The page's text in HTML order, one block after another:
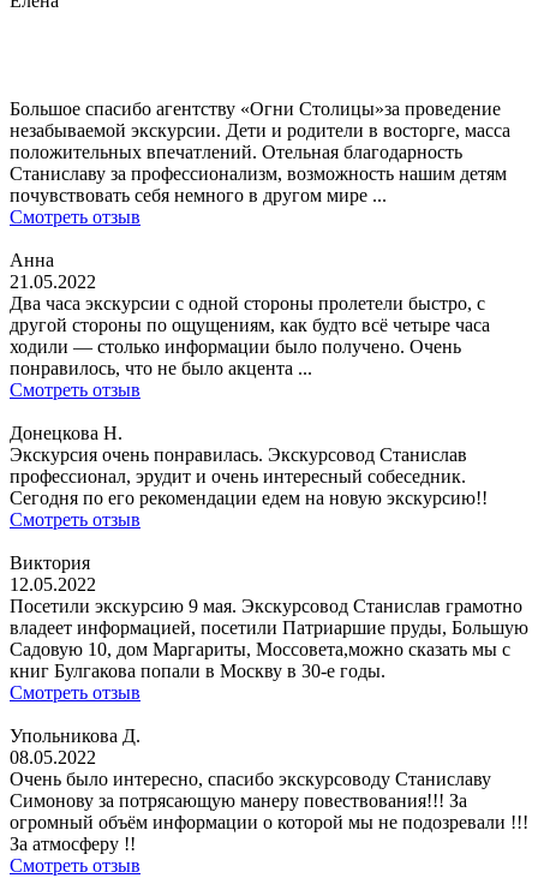
Большое спасибо агентству «Огни Столицы»за проведение
незабываемой экскурсии. Дети и родители в восторге, масса
положительных впечатлений. Отельная благодарность
Станиславу за профессионализм, возможность нашим детям
почувствовать себя немного в другом мире ...
Смотреть отзыв
Анна
21.05.2022
Два часа экскурсии с одной стороны пролетели быстро, с
другой стороны по ощущениям, как будто всё четыре часа
ходили — столько информации было получено. Очень
понравилось, что не было акцента ...
Смотреть отзыв
Донецкова Н.
Экскурсия очень понравилась. Экскурсовод Станислав
профессионал, эрудит и очень интересный собеседник.
Сегодня по его рекомендации едем на новую экскурсию!!
Смотреть отзыв
Виктория
12.05.2022
Посетили экскурсию 9 мая. Экскурсовод Станислав грамотно
владеет информацией, посетили Патриаршие пруды, Большую
Садовую 10, дом Маргариты, Моссовета,можно сказать мы с
книг Булгакова попали в Москву в 30-е годы.
Смотреть отзыв
Упольникова Д.
08.05.2022
Очень было интересно, спасибо экскурсоводу Станиславу
Симонову за потрясающую манеру повествования!!! За
огромный объём информации о которой мы не подозревали !!!
За атмосферу !!
Смотреть отзыв